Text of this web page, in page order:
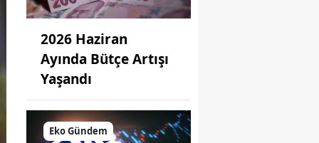
2026 Haziran
Ayında Bütçe Artışı
Yaşandı
Eko Gündem